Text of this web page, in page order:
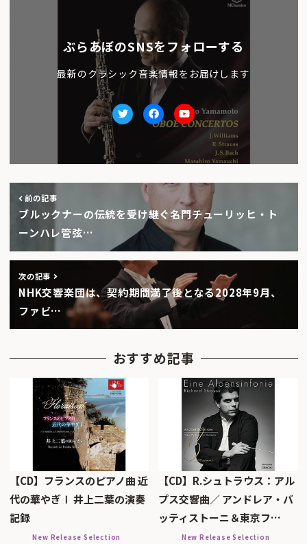
ぶらあぼのSNSをフォローする
最新のクラシック音楽情報をお届けします
TwitterfacebookYoutube
前の記事
ブルックナーの伝統を受け継ぐ名門チューリッヒ・ト
ーンハレ管弦…
次の記事
NHK交響楽団は、契約期間満了後となる2028年9月、
ファビ…
おすすめ記事
【CD】フランスのピアノ曲 近
代の華やぎⅠ 井上二葉の演奏
記録
New Release Selection
【CD】R.シュトラウス：アル
プス交響曲／ アンドレア・バ
ッティストーニ＆東京フ…
New Release Selection